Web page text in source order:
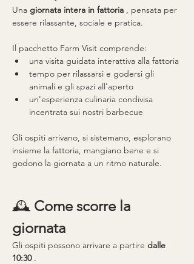
Una giornata intera in fattoria , pensata per
essere rilassante, sociale e pratica.
Il pacchetto Farm Visit comprende:
una visita guidata interattiva alla fattoria
tempo per rilassarsi e godersi gli
animali e gli spazi all'aperto
un'esperienza culinaria condivisa
incentrata sui nostri barbecue
Gli ospiti arrivano, si sistemano, esplorano
insieme la fattoria, mangiano bene e si
godono la giornata a un ritmo naturale.
🕰 Come scorre la
giornata
Gli ospiti possono arrivare a partire dalle
10:30 .